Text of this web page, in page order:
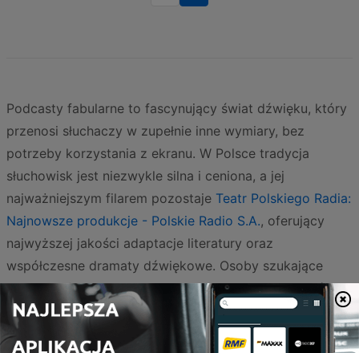
Podcasty fabularne to fascynujący świat dźwięku, który
przenosi słuchaczy w zupełnie inne wymiary, bez
potrzeby korzystania z ekranu. W Polsce tradycja
słuchowisk jest niezwykle silna i ceniona, a jej
najważniejszym filarem pozostaje Teatr Polskiego Radia:
Najnowsze produkcje - Polskie Radio S.A., oferujący
najwyższej jakości adaptacje literatury oraz
współczesne dramaty dźwiękowe. Osoby szukające
lżejszych form i klasyki polskiego humoru z pewnością
docenią zbiory takie jak
Powtórka z Rozrywki - Wybrał:
Z. Zeranski
, które stanowią doskonały przegląd